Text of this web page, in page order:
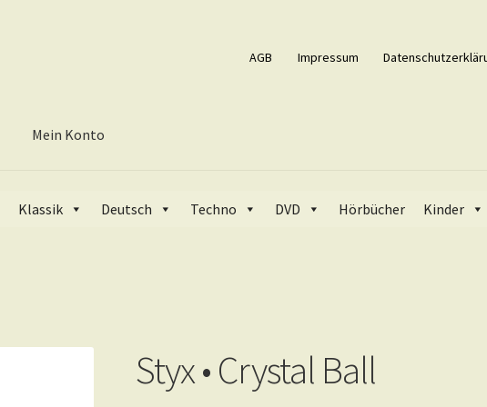
AGB Impressum
Mein Konto
Klassik Deutsch Techno DVD Hörbücher Kinder
Styx • Crystal Ball